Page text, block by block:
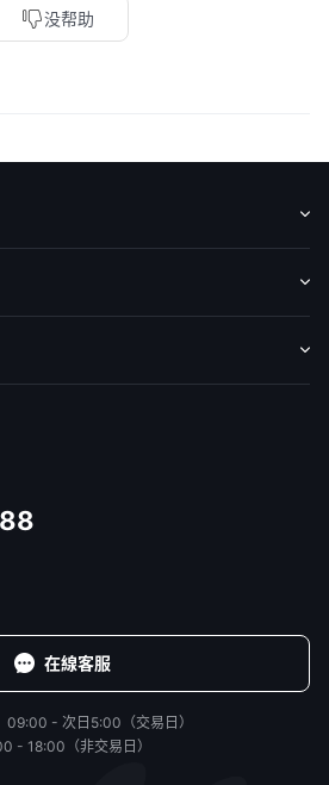
没帮助
在線客服
09:00 - 次日5:00（交易日）
- 18:00（非交易日）